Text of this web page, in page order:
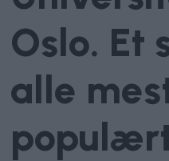
Oslo. Et
alle